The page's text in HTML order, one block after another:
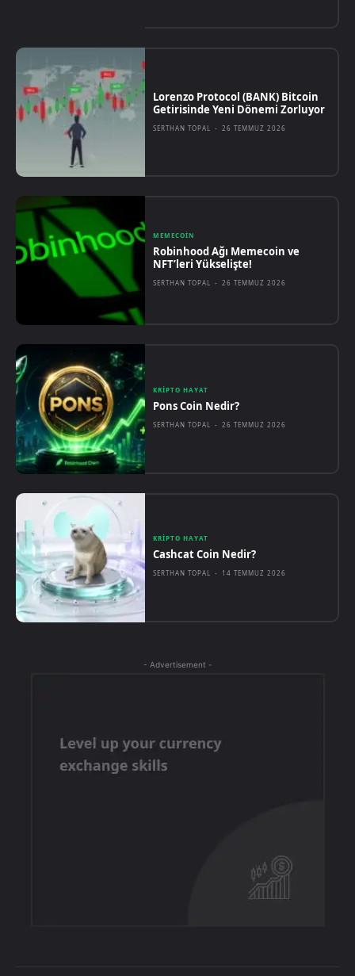
Lorenzo Protocol (BANK) Bitcoin
Getirisinde Yeni Dönemi Zorluyor
SERTHAN TOPAL - 26 TEMMUZ 2026
MEMECOIN
Robinhood Ağı Memecoin ve
NFT’leri Yükselişte!
SERTHAN TOPAL - 26 TEMMUZ 2026
KRIPTO HAYAT
Pons Coin Nedir?
SERTHAN TOPAL - 26 TEMMUZ 2026
KRIPTO HAYAT
Cashcat Coin Nedir?
SERTHAN TOPAL - 14 TEMMUZ 2026
- Advertisement -